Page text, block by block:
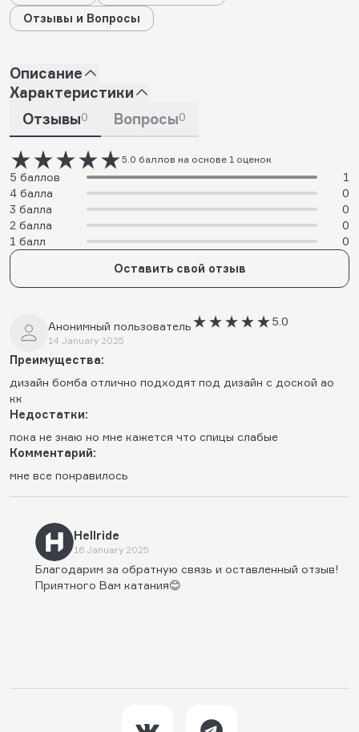
Отзывы и Вопросы
Описание
Характеристики
Отзывы0 Вопросы0
5.0 баллов на основе 1 оценок
5 баллов
1
4 балла
0
3 балла
0
2 балла
0
1 балл
0
Оставить свой отзыв
Анонимный пользователь
14 January 2025
5.0
Преимущества:
дизайн бомба отлично подходят под дизайн с доской ао
кк
Недостатки:
пока не знаю но мне кажется что спицы слабые
Комментарий:
мне все понравилось
Hellride
16 January 2025
Благодарим за обратную связь и оставленный отзыв!
Приятного Вам катания😊